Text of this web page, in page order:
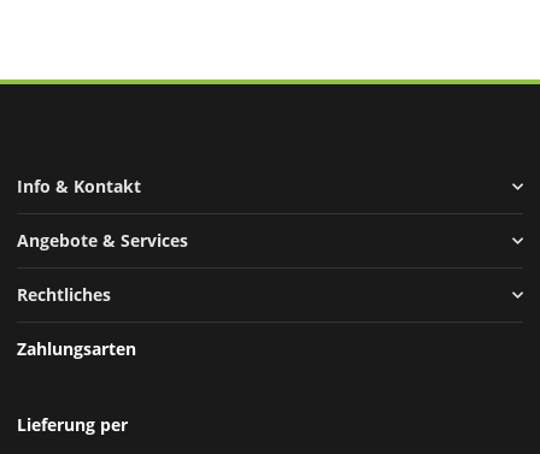
Info & Kontakt
Angebote & Services
Rechtliches
Zahlungsarten
Lieferung per